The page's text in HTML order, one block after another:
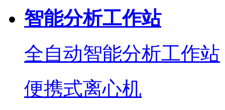
智能分析工作站
全自动智能分析工作站
便携式离心机